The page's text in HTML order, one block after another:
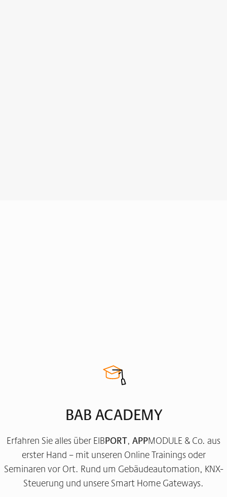
BAB ACADEMY
Erfahren Sie alles über EIBPORT, APPMODULE & Co. aus
erster Hand – mit unseren Online Trainings oder
Seminaren vor Ort. Rund um Gebäudeautomation, KNX-
Steuerung und unsere Smart Home Gateways.